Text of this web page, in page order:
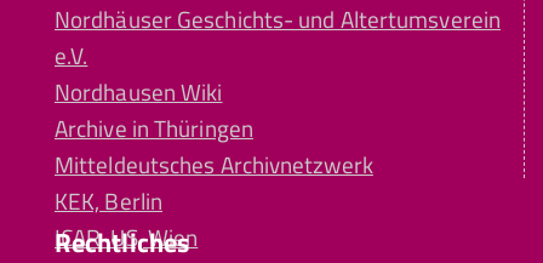
Nordhäuser Geschichts- und Altertumsverein
e.V.
Nordhausen Wiki
Archive in Thüringen
Mitteldeutsches Archivnetzwerk
KEK, Berlin
ICAR-US, Wien
Rechtliches